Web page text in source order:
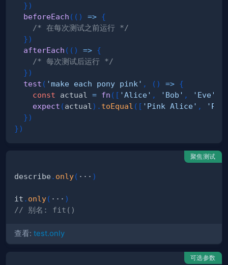
})
beforeEach ( ( ) => {
/* 在每次测试之前运行 */
})
afterEach ( ( ) => {
/* 每次测试后运行 */
})
test ( 'make each pony pink' , ( ) => {
const actual = fn ( [ 'Alice' , 'Bob' , 'Eve'
expect (actual ) . toEqual ( [ 'Pink Alice' ,
})
})
聚焦测试
describe . only( ··· )
it . only( ··· )
// 别名: fit()
查看: test.only
可选参数